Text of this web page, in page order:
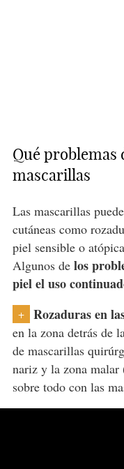
Qué problemas
mascarillas
Las mascarillas
cutáneas como
piel sensible o
Algunos delos
piel el uso
+ Rozaduras en
en la zona detrás de
de mascarillas
nariz y la zona
sobre todo con las